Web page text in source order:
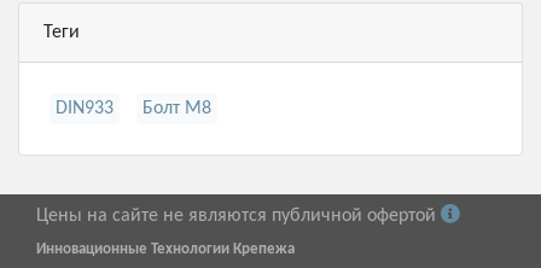
Теги
DIN933 Болт М8
Цены на сайте не являются публичной офертой
Инновационные Технологии Крепежа